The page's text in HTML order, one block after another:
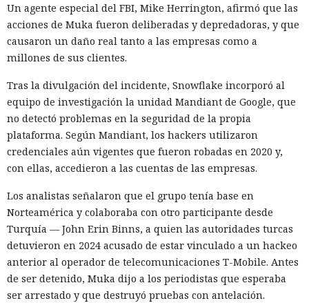
tiempo que ha superado el marco de aranceles recíprocos y
restricciones a la exportación — ahora están en la mira
empresas concretas y su reputación en mercados
extranjeros. En estas condiciones, los negocios se convierten
cada vez más en instrumentos de medidas de respuesta, y
no simplemente en participantes de la competencia de
mercado.
Era demasiado pronto para dar
por muerto a Next.js: la versión
16.3 pulveriza los récords de
rendimiento.
Un agente especial del FBI, Mike Herrington, afirmó que las
acciones de Muka fueron deliberadas y depredadoras, y que
causaron un daño real tanto a las empresas como a
millones de sus clientes.
Tras la divulgación del incidente, Snowflake incorporó al
equipo de investigación la unidad Mandiant de Google, que
no detectó problemas en la seguridad de la propia
plataforma. Según Mandiant, los hackers utilizaron
credenciales aún vigentes que fueron robadas en 2020 y,
con ellas, accedieron a las cuentas de las empresas.
Los analistas señalaron que el grupo tenía base en
Norteamérica y colaboraba con otro participante desde
Turquía — John Erin Binns, a quien las autoridades turcas
detuvieron en 2024 acusado de estar vinculado a un hackeo
anterior al operador de telecomunicaciones T-Mobile. Antes
de ser detenido, Muka dijo a los periodistas que esperaba
ser arrestado y que destruyó pruebas con antelación.